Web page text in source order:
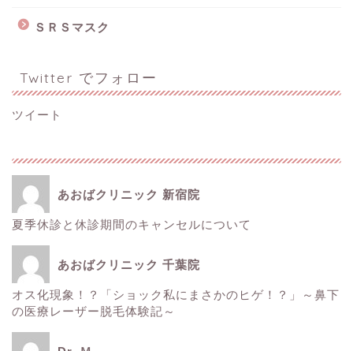
ＳＲＳマスク
Twitter でフォロー
ツイート
あおばクリニック 新宿院
夏季休診と休診期間のキャンセルについて
あおばクリニック 千葉院
オス化現象！？「ショック私にまさかのヒゲ！？」～鼻下
の医療レーザー脱毛体験記～
■美容情報■